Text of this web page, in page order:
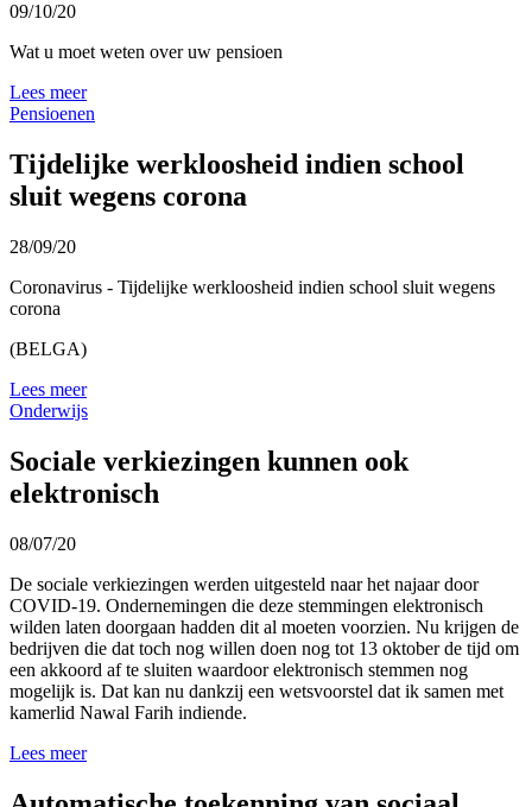
09/10/20
Wat u moet weten over uw pensioen
Lees meer
Pensioenen
Tijdelijke werkloosheid indien school
sluit wegens corona
28/09/20
Coronavirus - Tijdelijke werkloosheid indien school sluit wegens
corona
(BELGA)
Lees meer
Onderwijs
Sociale verkiezingen kunnen ook
elektronisch
08/07/20
De sociale verkiezingen werden uitgesteld naar het najaar door
COVID-19. Ondernemingen die deze stemmingen elektronisch
wilden laten doorgaan hadden dit al moeten voorzien. Nu krijgen de
bedrijven die dat toch nog willen doen nog tot 13 oktober de tijd om
een akkoord af te sluiten waardoor elektronisch stemmen nog
mogelijk is. Dat kan nu dankzij een wetsvoorstel dat ik samen met
kamerlid Nawal Farih indiende.
Lees meer